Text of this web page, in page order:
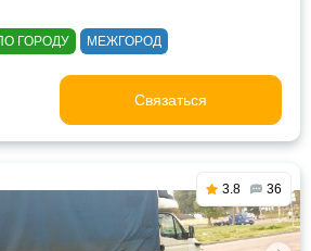
ГОРОДУ МЕЖГОРОД
Связаться
3.8 36